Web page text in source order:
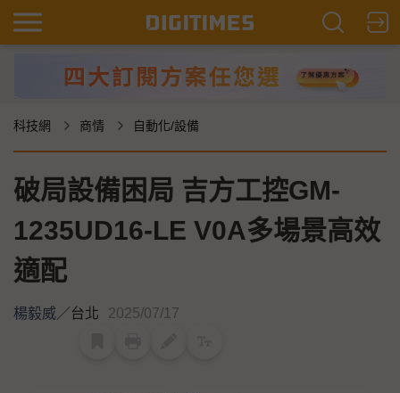
科技網 商情 自動化/設備
破局設備困局 吉方工控GM-
1235UD16-LE V0A多場景高效
適配
楊毅威／台北 2025/07/17